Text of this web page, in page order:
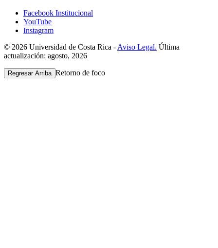
Facebook Institucional
YouTube
Instagram
© 2026 Universidad de Costa Rica - Aviso Legal. Última
actualización: agosto, 2026
Regresar Arriba Retorno de foco